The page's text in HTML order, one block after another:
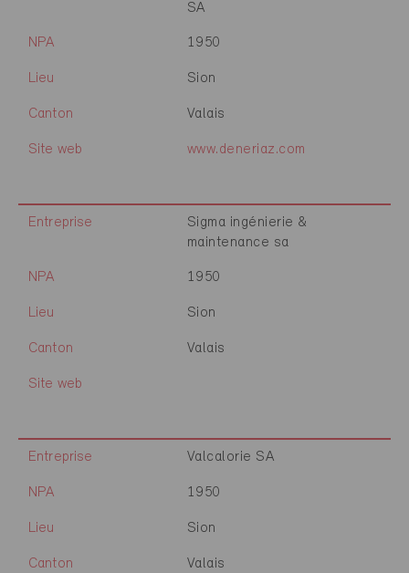
SA
NPA 1950
Lieu Sion
Canton Valais
Site web www.deneriaz.com
Entreprise
Sigma ingénierie &
maintenance sa
NPA 1950
Lieu Sion
Canton Valais
Site web
Entreprise Valcalorie SA
NPA 1950
Lieu Sion
Canton Valais